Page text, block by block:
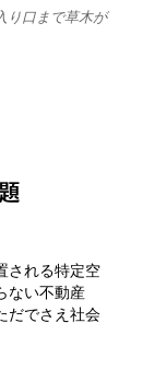
り口まで草木が
される特定空
ない不動産
だでさえ社会